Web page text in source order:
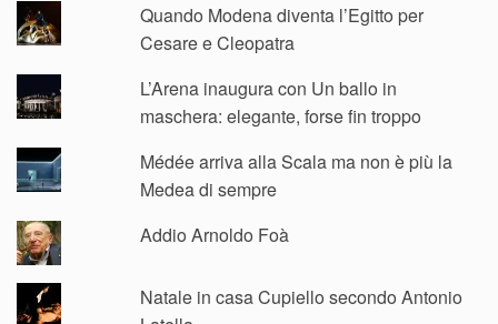
Quando Modena diventa l’Egitto per
Cesare e Cleopatra
L’Arena inaugura con Un ballo in
maschera: elegante, forse fin troppo
Médée arriva alla Scala ma non è più la
Medea di sempre
Addio Arnoldo Foà
Natale in casa Cupiello secondo Antonio